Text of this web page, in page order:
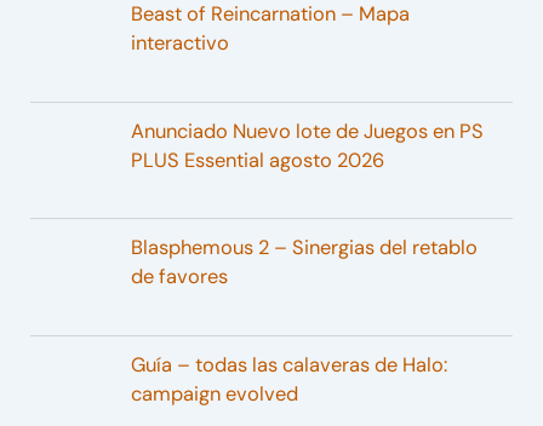
Beast of Reincarnation – Mapa
interactivo
Anunciado Nuevo lote de Juegos en PS
PLUS Essential agosto 2026
Blasphemous 2 – Sinergias del retablo
de favores
Guía – todas las calaveras de Halo:
campaign evolved